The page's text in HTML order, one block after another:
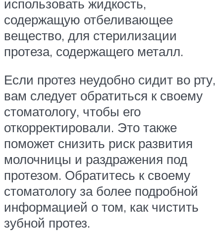
использовать жидкость,
содержащую отбеливающее
вещество, для стерилизации
протеза, содержащего металл.
Если протез неудобно сидит во рту,
вам следует обратиться к своему
стоматологу, чтобы его
откорректировали. Это также
поможет снизить риск развития
молочницы и раздражения под
протезом. Обратитесь к своему
стоматологу за более подробной
информацией о том, как чистить
зубной протез.